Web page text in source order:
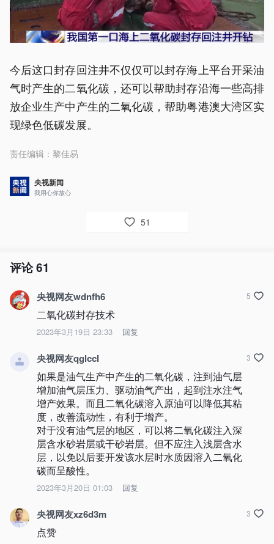
今后这口封存回注井不仅仅可以封存海上平台开采油
气时产生的二氧化碳，还可以帮助封存沿海一些高排
放企业生产中产生的二氧化碳，帮助粤港澳大湾区实
现绿色低碳发展。
责任编辑： 黎佳易
央视新闻
我用心你放心
51
评论61
央视网友wdnfh6
二氧化碳封存技术
2023年3月19日 23:33 回复
5
央视网友qglccl
如果是油气生产中产生的二氧化碳，注到油气层
增加油气层压力、驱动油气产出，起到注水注气
增产效果。而且二氧化碳溶入原油可以降低其粘
度，改善流动性，有利于增产。
对于没有油气层的地区，可以将二氧化碳注入深
层含水砂岩层或干砂岩层。但不应注入浅层含水
层，以免以后要开发该水层时水质因溶入二氧化
碳而呈酸性。
2023年3月20日 01:03 回复
3
央视网友xz6d3m
点赞
3